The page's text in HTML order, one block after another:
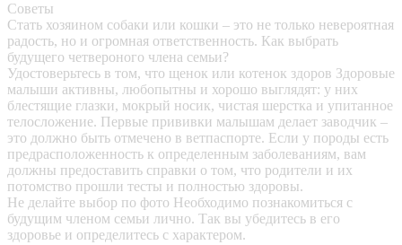
Советы
Стать хозяином собаки или кошки – это не только невероятная
радость, но и огромная ответственность. Как выбрать
будущего четвероного члена семьи?
Удостоверьтесь в том, что щенок или котенок здоров Здоровые
малыши активны, любопытны и хорошо выглядят: у них
блестящие глазки, мокрый носик, чистая шерстка и упитанное
телосложение. Первые прививки малышам делает заводчик –
это должно быть отмечено в ветпаспорте. Если у породы есть
предрасположенность к определенным заболеваниям, вам
должны предоставить справки о том, что родители и их
потомство прошли тесты и полностью здоровы.
Не делайте выбор по фото Необходимо познакомиться с
будущим членом семьи лично. Так вы убедитесь в его
здоровье и определитесь с характером.